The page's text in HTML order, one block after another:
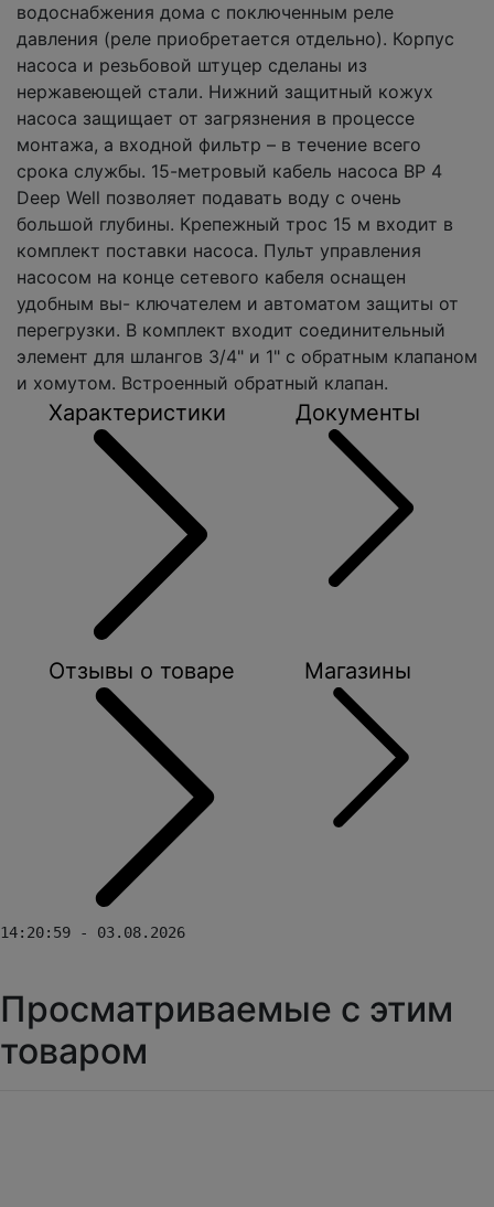
водоснабжения дома с поключенным реле
давления (реле приобретается отдельно). Корпус
насоса и резьбовой штуцер сделаны из
нержавеющей стали. Нижний защитный кожух
насоса защищает от загрязнения в процессе
монтажа, а входной фильтр – в течение всего
срока службы. 15-метровый кабель насоса BP 4
Deep Well позволяет подавать воду с очень
большой глубины. Крепежный трос 15 м входит в
комплект поставки насоса. Пульт управления
насосом на конце сетевого кабеля оснащен
удобным вы- ключателем и автоматом защиты от
перегрузки. В комплект входит соединительный
элемент для шлангов 3/4" и 1" с обратным клапаном
и хомутом. Встроенный обратный клапан.
Характеристики Документы
Отзывы о товаре Магазины
14:20:59 - 03.08.2026
Просматриваемые с этим
товаром